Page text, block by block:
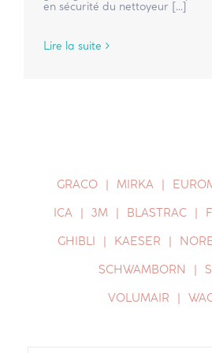
en sécurité du nettoyeur [...]
Lire la suite
GRACO MIRKA
ICA
3M BLASTRAC
GHIBLI
KAESER
SCHWAMBORN
VOLUMAIR